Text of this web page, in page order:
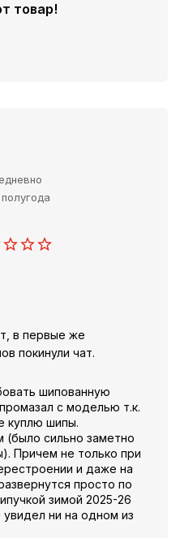
товар!
в первые же
покинули чат.
шипованную
с моделью т.к.
куплю шипы.
сильно заметно
Причем не только при
и даже на
просто по
зимой 2025-26
ни на одном из